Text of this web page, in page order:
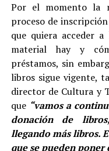
Por el momento la
proceso de
que quiera acceder
material hay y
préstamos, sin
libros sigue vigente,
director de Cultura y
que “vamos a
donación de
llegando más libros.
que se pueden poner